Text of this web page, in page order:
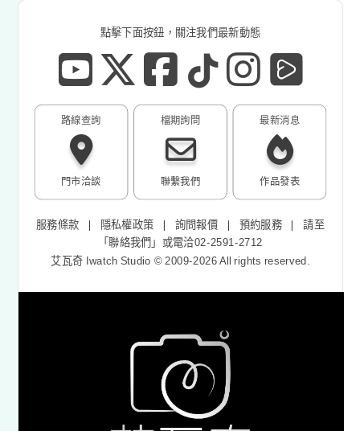
點擊下面按鈕，關注我們最新動態
路線查詢
門市洽談
最新消息
作品發表
檔期詢問
聯繫我們
服務條款 ❘ 隱私權政策 ❘詢問報價 ❘預約服務 ❘請至
「聯絡我們 」或電洽02-2591-2712
艾瓦奇 Iwatch Studio © 2009-2026 All rights reserved.